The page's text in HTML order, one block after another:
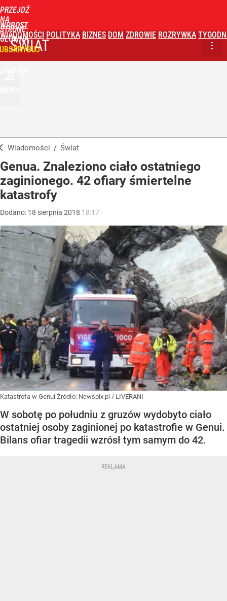
PRZEJDŹ
NA
STRONĘ
GŁÓWNĄ
WPROST
WIADOMOŚCI POLITYKA BIZNES DOM ZDROWIE ROZRYWKA
ŚWIAT
Wiadomości / Świat
Genua. Znaleziono ciało ostatniego
zaginionego. 42 ofiary śmiertelne
katastrofy
Dodano: 18 sierpnia 2018 18:17
Katastrofa w Genui Źródło: Newspix.pl / LIVERANI
W sobotę po południu z gruzów wydobyto ciało
ostatniej osoby zaginionej po katastrofie w Genui.
Bilans ofiar tragedii wzrósł tym samym do 42.